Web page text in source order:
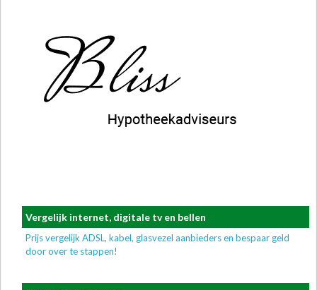
Vergelijk internet, digitale tv en bellen
Prijs vergelijk ADSL, kabel, glasvezel aanbieders en bespaar geld
door over te stappen!